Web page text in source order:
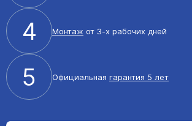
4 Монтаж от 3-х рабочих дней
5 Официальная гарантия 5 лет